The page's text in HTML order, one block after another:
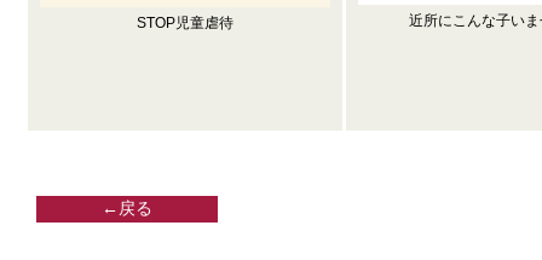
STOP児童虐待 近所にこんな子い
←戻る